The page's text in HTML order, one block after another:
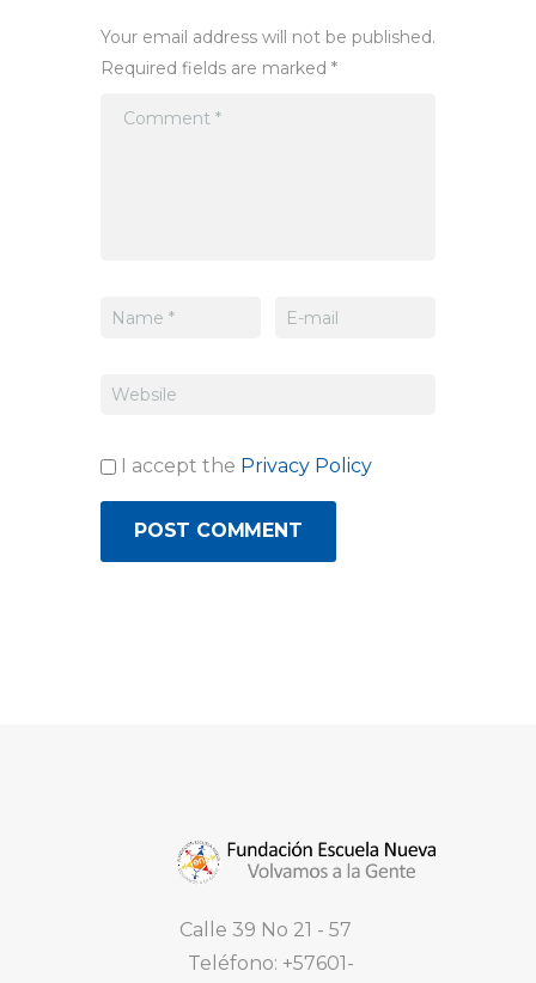
Your email address will not be published.
Required fields are marked *
I accept the Privacy Policy
Calle 39 No 21 - 57
Teléfono: +57601-